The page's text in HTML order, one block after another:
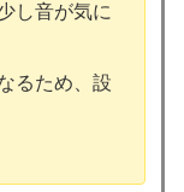
し音が気に
るため、設